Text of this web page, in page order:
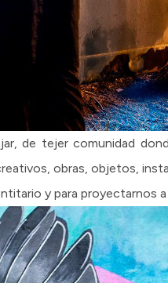
de tejer comunidad
obras, objetos,
y para proyectarnos